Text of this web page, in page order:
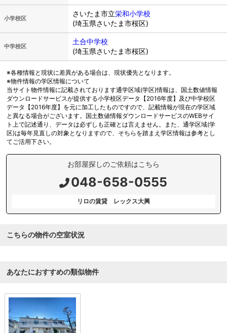
小学校区
さいたま市立栄和小学校
(埼玉県さいたま市桜区)
中学校区
土合中学校
(埼玉県さいたま市桜区)
※各種情報と現状に差異がある場合は、現状優先となります。
※物件情報の学区情報について
当サイト物件情報に記載されております通学区域(学区)情報は、国土数値情報
ダウンロードサービスが提供する小学校区データ【2016年度】及び中学校区
データ【2016年度】を元に加工したものですので、記載情報が現在の学区域
と異なる場合がございます。国土数値情報ダウンロードサービスのWEBサイ
ト上で記述通り、データは必ずしも正確とは言えません。また、通学区域(学
区)は毎年見直しの対象となりますので、そちらを踏まえ学区情報は参考とし
てご活用下さい。
お部屋探しのご依頼はこちら
048-658-0555
リロの賃貸 レックス大興
こちらの物件の空室状況
あなたにおすすめの類似物件